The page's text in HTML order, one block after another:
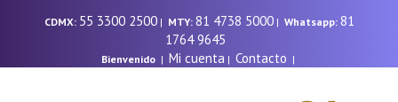
CDMX: 55 3300 2500| MTY: 81 4738 5000| Whatsapp: 81
1764 9645
Bienvenido| Mi cuenta | Contacto |